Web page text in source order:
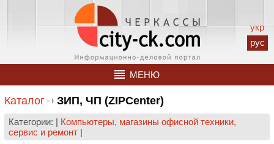
укр
рус
МЕНЮ
Каталог ЗИП, ЧП (ZIPCenter)
Категории: | Компьютеры, магазины офисной техники,
сервис и ремонт |